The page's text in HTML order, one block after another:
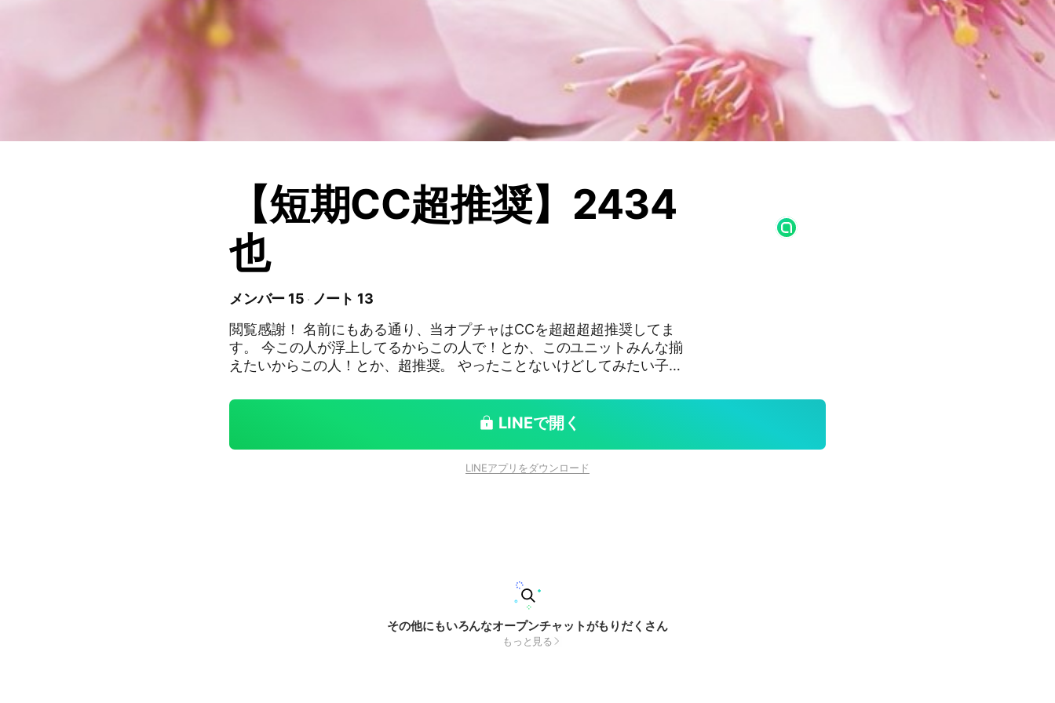
【短期CC超推奨】2434
也
メンバー 15
ノート 13
閲覧感謝！ 名前にもある通り、当オプチャはCCを超超超超推奨してま
す。 今この人が浮上してるからこの人で！とか、このユニットみんな揃
えたいからこの人！とか、超推奨。 やったことないけどしてみたい子と
ョも撮れちゃうかも。 コンセプトに伴って、同顔はもちろんあり。着席
許可も要らないし、CC許可とかも取らなくて大丈夫。 当然、CC強要と
LINEで開く
LINEアプリをダウンロード
その他にもいろんなオープンチャットがもりだくさん
もっと見る